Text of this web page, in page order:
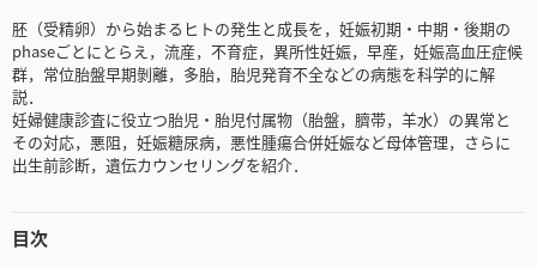
胚（受精卵）から始まるヒトの発生と成長を，妊娠初期・中期・後期の
phaseごとにとらえ，流産，不育症，異所性妊娠，早産，妊娠高血圧症候
群，常位胎盤早期剝離，多胎，胎児発育不全などの病態を科学的に解
説．
妊婦健康診査に役立つ胎児・胎児付属物（胎盤，臍帯，羊水）の異常と
その対応，悪阻，妊娠糖尿病，悪性腫瘍合併妊娠など母体管理，さらに
出生前診断，遺伝カウンセリングを紹介．
目次